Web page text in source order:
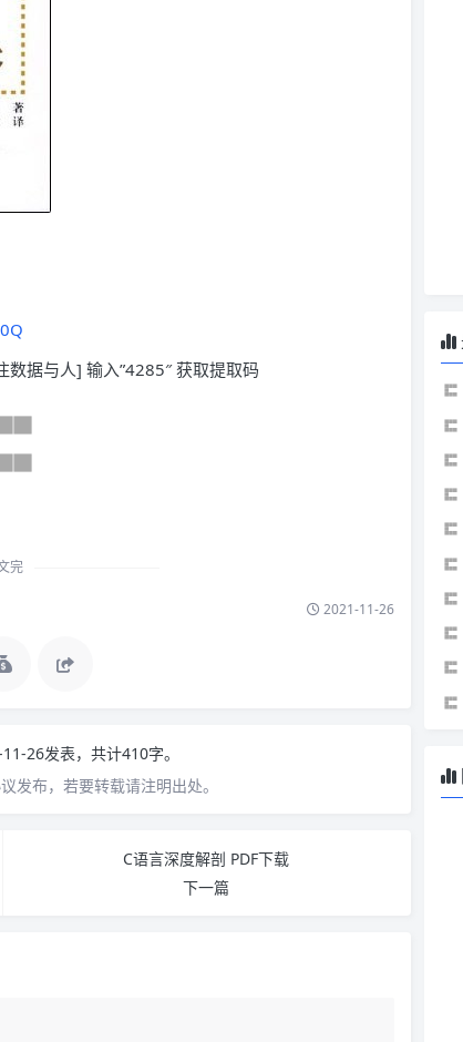
据与人] 输入”4285″ 获取提取码
完
2021-11-26
26发表，共计410字。
发布，若要转载请注明出处。
C语言深度解剖 PDF下载
下一篇